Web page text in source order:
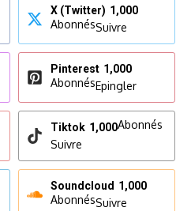
X (Twitter) 1,000
AbonnésSuivre
Pinterest 1,000
AbonnésEpingler
Tiktok 1,000Abonnés
Suivre
Soundcloud 1,000
AbonnésSuivre